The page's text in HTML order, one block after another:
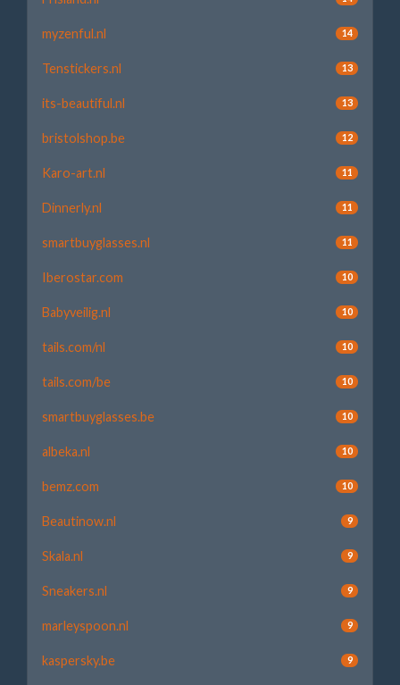
myzenful.nl 14
Tenstickers.nl 13
its-beautiful.nl 13
bristolshop.be 12
Karo-art.nl 11
Dinnerly.nl 11
smartbuyglasses.nl 11
Iberostar.com 10
Babyveilig.nl 10
tails.com/nl 10
tails.com/be 10
smartbuyglasses.be 10
albeka.nl 10
bemz.com 10
Beautinow.nl 9
Skala.nl 9
Sneakers.nl 9
marleyspoon.nl 9
kaspersky.be 9